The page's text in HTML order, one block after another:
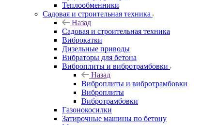
Теплообменники
Садовая и строительная техника
Назад
Садовая и строительная техника
Виброкатки
Дизельные приводы
Вибраторы для бетона
Виброплиты и вибротрамбовки
Назад
Виброплиты и вибротрамбовки
Виброплиты
Вибротрамбовки
Газонокосилки
Затирочные машины по бетону